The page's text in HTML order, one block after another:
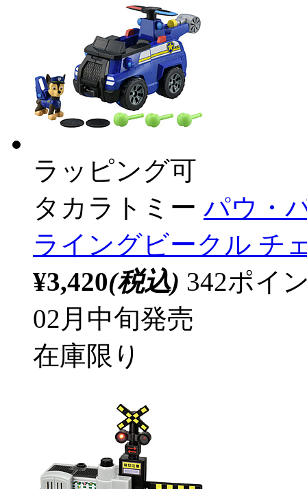
ラッピング可
タカラトミー パウ・
ライングビークル チ
¥3,420(税込) 342ポイ
02月中旬発売
在庫限り